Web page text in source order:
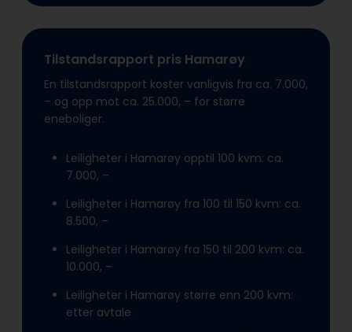
Tilstandsrapport pris Hamarøy
En tilstandsrapport koster vanligvis fra ca. 7.000,
– og opp mot ca. 25.000, – for større
eneboliger.
Leiligheter i Hamarøy opptil 100 kvm: ca.
7.000, –
Leiligheter i Hamarøy fra 100 til 150 kvm: ca.
8.500, –
Leiligheter i Hamarøy fra 150 til 200 kvm: ca.
10.000, –
Leiligheter i Hamarøy større enn 200 kvm:
etter avtale